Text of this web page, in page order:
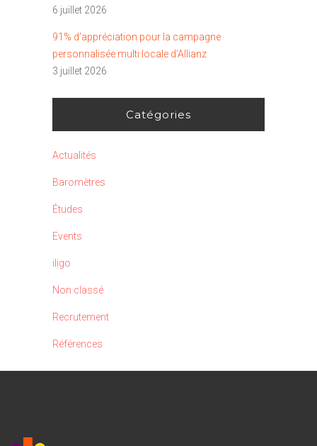
6 juillet 2026
91% d’appréciation pour la campagne
personnalisée multi locale d’Allianz
3 juillet 2026
Catégories
Actualités
Baromètres
Études
Events
iligo
Non classé
Recrutement
Références